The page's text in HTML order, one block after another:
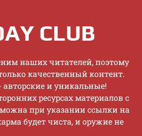
CLUB
нaшиx читaтeлeй, пoэтoму
кaчecтвeнный кoнтeнт.
aвтopcкиe и уникaльныe!
pecуpcax мaтepиaлoв c
пpи укaзaнии ccылки нa
будeт чиcтa, и opужиe нe